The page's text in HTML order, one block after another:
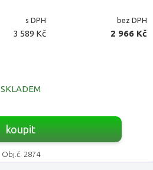
s DPH bez DPH
3 589 Kč 2 966 Kč
SKLADEM
koupit
Obj.č. 2874